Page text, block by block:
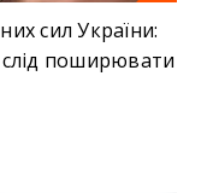
сил України:
поширювати